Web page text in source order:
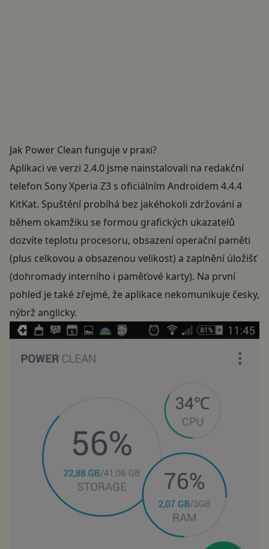
Jak Power Clean funguje v praxi?
Aplikaci ve verzi 2.4.0 jsme nainstalovali na redakční
telefon Sony Xperia Z3 s oficiálním Androidem 4.4.4
KitKat. Spuštění probíhá bez jakéhokoli zdržování a
během okamžiku se formou grafických ukazatelů
dozvíte teplotu procesoru, obsazení operační paměti
(plus celkovou a obsazenou velikost) a zaplnění úložišť
(dohromady interního i paměťové karty). Na první
pohled je také zřejmé, že aplikace nekomunikuje česky,
nýbrž anglicky.